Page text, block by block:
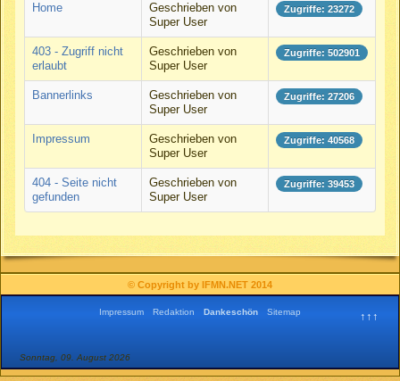
Home
Geschrieben von
Super User
Zugriffe: 23272
403 - Zugriff nicht
erlaubt
Geschrieben von
Super User
Zugriffe: 502901
Bannerlinks
Geschrieben von
Super User
Zugriffe: 27206
Impressum
Geschrieben von
Super User
Zugriffe: 40568
404 - Seite nicht
gefunden
Geschrieben von
Super User
Zugriffe: 39453
© Copyright by IFMN.NET 2014
↑↑↑
Impressum Redaktion Dankeschön Sitemap
Sonntag, 09. August 2026